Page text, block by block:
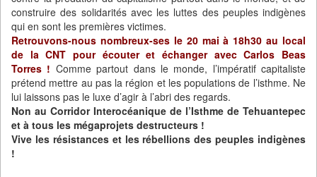
construire des solidarités avec les luttes des peuples indigènes
qui en sont les premières victimes.
Retrouvons-nous nombreux-ses le 20 mai à 18h30 au local
de la CNT pour écouter et échanger avec Carlos Beas
Torres ! Comme partout dans le monde, l’impératif capitaliste
prétend mettre au pas la région et les populations de l’isthme. Ne
lui laissons pas le luxe d’agir à l’abri des regards.
Non au Corridor Interocéanique de l’Isthme de Tehuantepec
et à tous les mégaprojets destructeurs !
Vive les résistances et les rébellions des peuples indigènes
!